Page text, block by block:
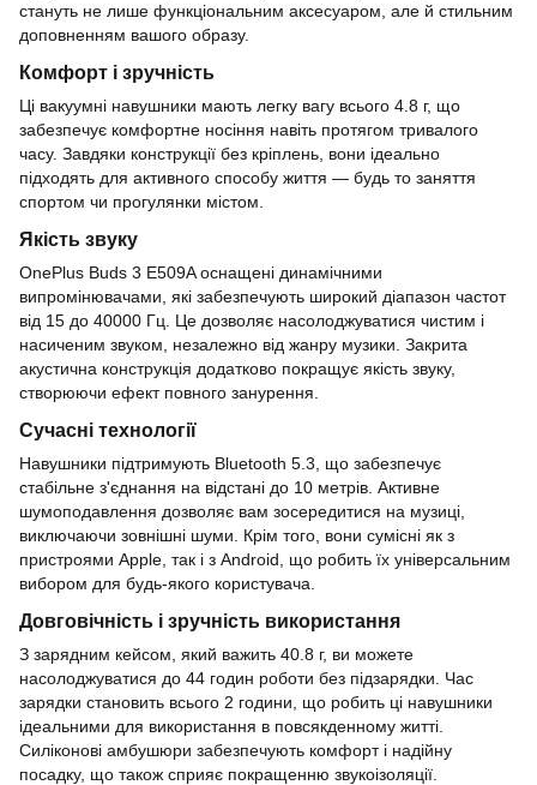
стануть не лише функціональним аксесуаром, але й стильним
доповненням вашого образу.
Комфорт і зручність
Ці вакуумні навушники мають легку вагу всього 4.8 г, що
забезпечує комфортне носіння навіть протягом тривалого
часу. Завдяки конструкції без кріплень, вони ідеально
підходять для активного способу життя — будь то заняття
спортом чи прогулянки містом.
Якість звуку
OnePlus Buds 3 E509A оснащені динамічними
випромінювачами, які забезпечують широкий діапазон частот
від 15 до 40000 Гц. Це дозволяє насолоджуватися чистим і
насиченим звуком, незалежно від жанру музики. Закрита
акустична конструкція додатково покращує якість звуку,
створюючи ефект повного занурення.
Сучасні технології
Навушники підтримують Bluetooth 5.3, що забезпечує
стабільне з'єднання на відстані до 10 метрів. Активне
шумоподавлення дозволяє вам зосередитися на музиці,
виключаючи зовнішні шуми. Крім того, вони сумісні як з
пристроями Apple, так і з Android, що робить їх універсальним
вибором для будь-якого користувача.
Довговічність і зручність використання
З зарядним кейсом, який важить 40.8 г, ви можете
насолоджуватися до 44 годин роботи без підзарядки. Час
зарядки становить всього 2 години, що робить ці навушники
ідеальними для використання в повсякденному житті.
Силіконові амбушюри забезпечують комфорт і надійну
посадку, що також сприяє покращенню звукоізоляції.